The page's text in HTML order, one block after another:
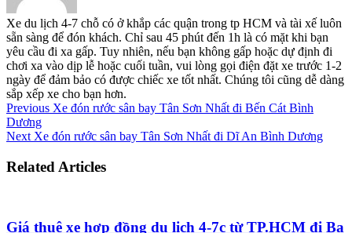
Xe du lịch 4-7 chỗ có ở khắp các quận trong tp HCM và tài xế luôn
sẵn sàng để đón khách. Chỉ sau 45 phút đến 1h là có mặt khi bạn
yêu cầu đi xa gấp. Tuy nhiên, nếu bạn không gấp hoặc dự định đi
chơi xa vào dịp lễ hoặc cuối tuần, vui lòng gọi điện đặt xe trước 1-2
ngày để đảm bảo có được chiếc xe tốt nhất. Chúng tôi cũng dễ dàng
sắp xếp xe cho bạn hơn.
Previous Xe đón rước sân bay Tân Sơn Nhất đi Bến Cát Bình
Dương
Next Xe đón rước sân bay Tân Sơn Nhất đi Dĩ An Bình Dương
Related Articles
Giá thuê xe hợp đồng du lịch 4-7c từ TP.HCM đi Ba